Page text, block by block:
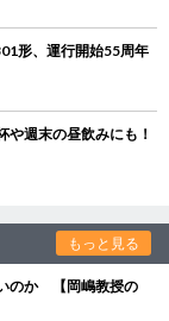
形、運行開始55周年
や週末の昼飲みにも！
もっと見る
のか 【岡嶋教授の